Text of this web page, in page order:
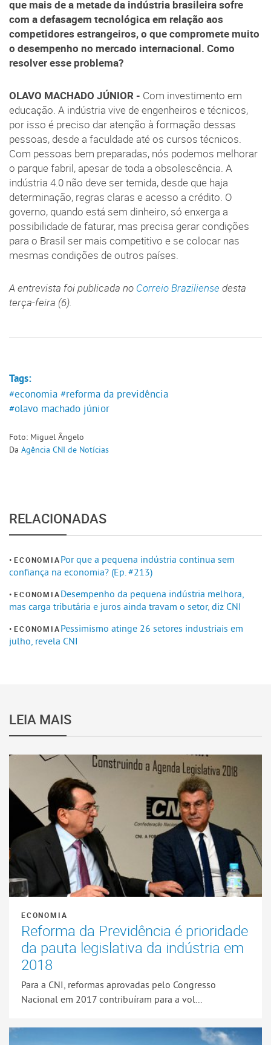
que mais de a metade da indústria brasileira sofre
com a defasagem tecnológica em relação aos
competidores estrangeiros, o que compromete muito
o desempenho no mercado internacional. Como
resolver esse problema?
OLAVO MACHADO JÚNIOR - Com investimento em
educação. A indústria vive de engenheiros e técnicos,
por isso é preciso dar atenção à formação dessas
pessoas, desde a faculdade até os cursos técnicos.
Com pessoas bem preparadas, nós podemos melhorar
o parque fabril, apesar de toda a obsolescência. A
indústria 4.0 não deve ser temida, desde que haja
determinação, regras claras e acesso a crédito. O
governo, quando está sem dinheiro, só enxerga a
possibilidade de faturar, mas precisa gerar condições
para o Brasil ser mais competitivo e se colocar nas
mesmas condições de outros países.
A entrevista foi publicada no Correio Braziliense desta
terça-feira (6).
Tags:
#economia #reforma da previdência
#olavo machado júnior
Foto: Miguel Ângelo
Da Agência CNI de Notícias
RELACIONADAS
ECONOMIAPor que a pequena indústria continua sem
confiança na economia? (Ep. #213)
ECONOMIADesempenho da pequena indústria melhora,
mas carga tributária e juros ainda travam o setor, diz CNI
ECONOMIAPessimismo atinge 26 setores industriais em
julho, revela CNI
LEIA MAIS
ECONOMIA
Reforma da Previdência é prioridade
da pauta legislativa da indústria em
2018
Para a CNI, reformas aprovadas pelo Congresso
Nacional em 2017 contribuíram para a vol...